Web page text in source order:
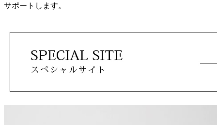
サポートします。